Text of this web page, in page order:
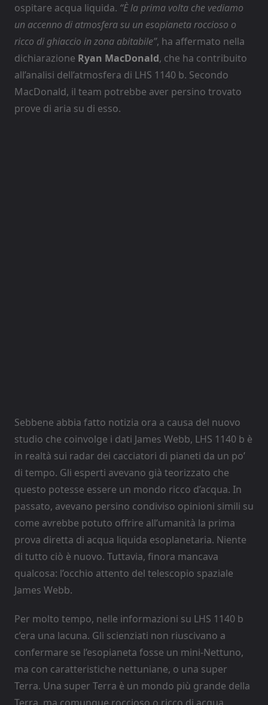
ospitare acqua liquida. “È la prima volta che vediamo
un accenno di atmosfera su un esopianeta roccioso o
ricco di ghiaccio in zona abitabile”, ha affermato nella
dichiarazione Ryan MacDonald, che ha contribuito
all’analisi dell’atmosfera di LHS 1140 b. Secondo
MacDonald, il team potrebbe aver persino trovato
prove di aria su di esso.
Sebbene abbia fatto notizia ora a causa del nuovo
studio che coinvolge i dati James Webb, LHS 1140 b è
in realtà sui radar dei cacciatori di pianeti da un po’
di tempo. Gli esperti avevano già teorizzato che
questo potesse essere un mondo ricco d’acqua. In
passato, avevano persino condiviso opinioni simili su
come avrebbe potuto offrire all’umanità la prima
prova diretta di acqua liquida esoplanetaria. Niente
di tutto ciò è nuovo. Tuttavia, finora mancava
qualcosa: l’occhio attento del telescopio spaziale
James Webb.
Per molto tempo, nelle informazioni su LHS 1140 b
c’era una lacuna. Gli scienziati non riuscivano a
confermare se l’esopianeta fosse un mini-Nettuno,
ma con caratteristiche nettuniane, o una super
Terra. Una super Terra è un mondo più grande della
Terra, ma comunque roccioso o ricco di acqua.